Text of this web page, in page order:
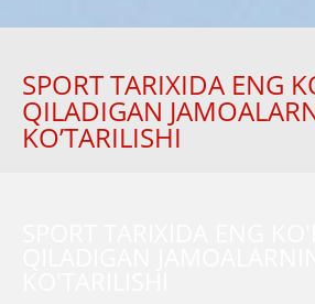
SPORT TARIXIDA ENG
QILADIGAN
KO’TARILISHI